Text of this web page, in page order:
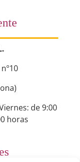
de 9:00
horas